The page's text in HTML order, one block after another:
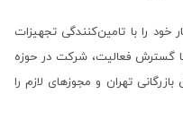
پترو سازه ساحل، در سال ۱۳۸۹ کار خود را با تامین‌کنندگی تجهیزات
با گسترش فعالیت، شرکت در حوزه
تهران و مجوزهای لازم را